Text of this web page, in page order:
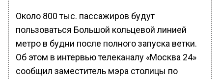
Около 800 тыс. пассажиров будут
пользоваться Большой кольцевой линией
метро в будни после полного запуска ветки.
Об этом в интервью телеканалу «Москва 24»
сообщил заместитель мэра столицы по